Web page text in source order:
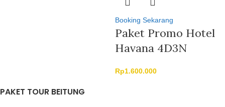
Booking Sekarang
Paket Promo Hotel
Havana 4D3N
Rp1.600.000
PAKET TOUR BEITUNG